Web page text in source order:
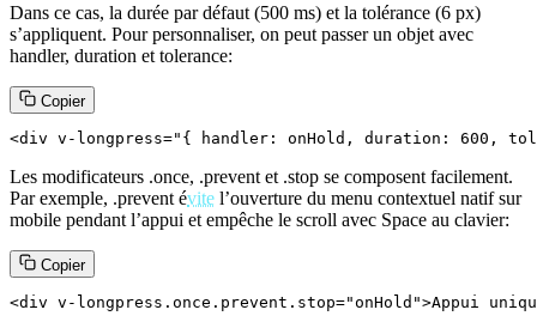
Dans ce cas, la durée par défaut (500 ms) et la tolérance (6 px)
s’appliquent. Pour personnaliser, on peut passer un objet avec
handler, duration et tolerance:
Copier
<div v-longpress="{ handler: onHold, duration: 600,
Les modificateurs .once, .prevent et .stop se composent facilement.
Par exemple, .prevent évite l’ouverture du menu contextuel natif sur
mobile pendant l’appui et empêche le scroll avec Space au clavier:
Copier
<div v-longpress.once.prevent.stop="onHold">Appui